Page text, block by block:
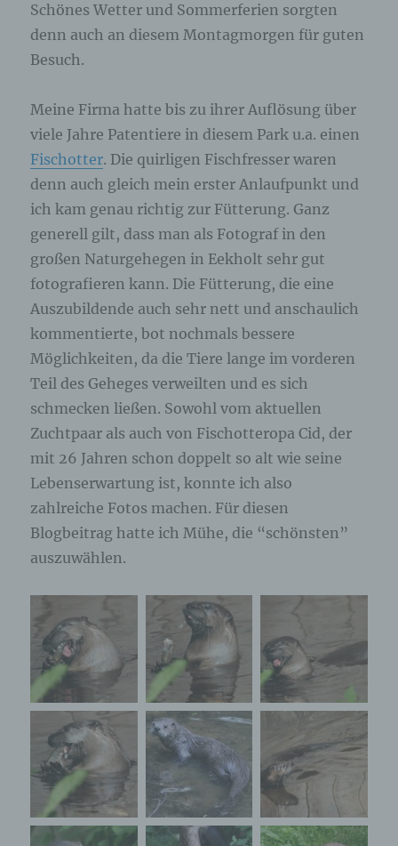
Schönes Wetter und Sommerferien sorgten
denn auch an diesem Montagmorgen für guten
Besuch.
Meine Firma hatte bis zu ihrer Auflösung über
viele Jahre Patentiere in diesem Park u.a. einen
Fischotter. Die quirligen Fischfresser waren
denn auch gleich mein erster Anlaufpunkt und
ich kam genau richtig zur Fütterung. Ganz
generell gilt, dass man als Fotograf in den
großen Naturgehegen in Eekholt sehr gut
fotografieren kann. Die Fütterung, die eine
Auszubildende auch sehr nett und anschaulich
kommentierte, bot nochmals bessere
Möglichkeiten, da die Tiere lange im vorderen
Teil des Geheges verweilten und es sich
schmecken ließen. Sowohl vom aktuellen
Zuchtpaar als auch von Fischotteropa Cid, der
mit 26 Jahren schon doppelt so alt wie seine
Lebenserwartung ist, konnte ich also
zahlreiche Fotos machen. Für diesen
Blogbeitrag hatte ich Mühe, die “schönsten”
auszuwählen.